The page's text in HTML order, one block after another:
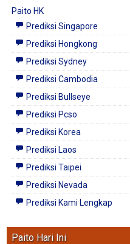
Paito HK
Prediksi Singapore
Prediksi Hongkong
Prediksi Sydney
Prediksi Cambodia
Prediksi Bullseye
Prediksi Pcso
Prediksi Korea
Prediksi Laos
Prediksi Taipei
Prediksi Nevada
Prediksi Kami Lengkap
Paito Hari Ini